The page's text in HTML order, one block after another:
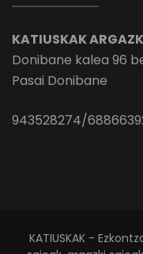
KATIUSKAK
Donibane kalea 96
Pasai Donibane
943528274/
KATIUSKAK -